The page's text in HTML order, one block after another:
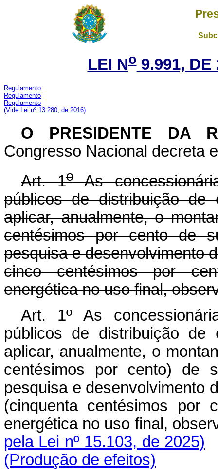
LEI No9.991, DE
Regulamento
Regulamento
Regulamento
(Vide Lei nº 13.280, de 2016)
O PRESIDENTE DA
Congresso Nacional decreta
Art. 1oAs
públicos de distribuição de
aplicar, anualmente, o
centésimos por cento de
pesquisa e desenvolvimento
cinco centésimos por
energética no uso final,
Art. 1º As
públicos de distribuição de
aplicar, anualmente, o
centésimos por cento) de
pesquisa e desenvolvimento
(cinquenta centésimos por
energética no uso final,
pela Lei nº 15.103, de 2025)
(Produção de efeitos)